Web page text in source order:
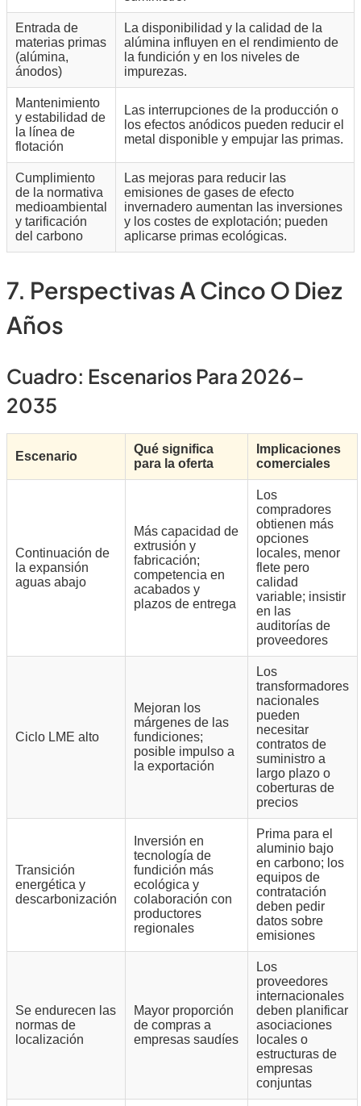
Entrada de
materias primas
(alúmina,
ánodos)
La disponibilidad y la calidad de la
alúmina influyen en el rendimiento de
la fundición y en los niveles de
impurezas.
Mantenimiento
y estabilidad de
la línea de
flotación
Las interrupciones de la producción o
los efectos anódicos pueden reducir el
metal disponible y empujar las primas.
Cumplimiento
de la normativa
medioambiental
y tarificación
del carbono
Las mejoras para reducir las
emisiones de gases de efecto
invernadero aumentan las inversiones
y los costes de explotación; pueden
aplicarse primas ecológicas.
7. Perspectivas A Cinco O Diez
Años
Cuadro: Escenarios Para 2026-
2035
Escenario
Qué significa
para la oferta
Implicaciones
comerciales
Continuación de
la expansión
aguas abajo
Más capacidad de
extrusión y
fabricación;
competencia en
acabados y
plazos de entrega
Los
compradores
obtienen más
opciones
locales, menor
flete pero
calidad
variable; insistir
en las
auditorías de
proveedores
Ciclo LME alto
Mejoran los
márgenes de las
fundiciones;
posible impulso a
la exportación
Los
transformadores
nacionales
pueden
necesitar
contratos de
suministro a
largo plazo o
coberturas de
precios
Transición
energética y
descarbonización
Inversión en
tecnología de
fundición más
ecológica y
colaboración con
productores
regionales
Prima para el
aluminio bajo
en carbono; los
equipos de
contratación
deben pedir
datos sobre
emisiones
Se endurecen las
normas de
localización
Mayor proporción
de compras a
empresas saudíes
Los
proveedores
internacionales
deben planificar
asociaciones
locales o
estructuras de
empresas
conjuntas